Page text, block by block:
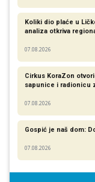
Koliki dio plaće u
analiza otkriva
07.08.2026
Cirkus KoraZon
sapunice i radionicu
07.08.2026
Gospić je naš dom:
07.08.2026